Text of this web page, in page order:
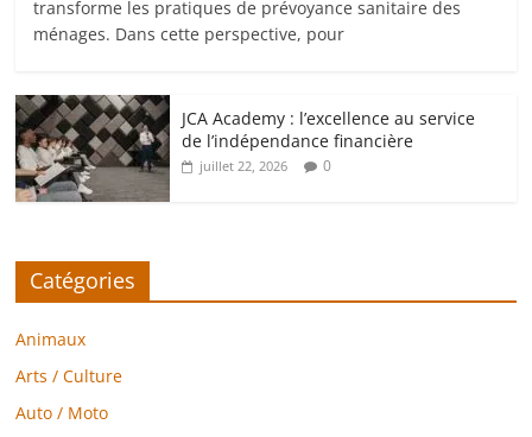
transforme les pratiques de prévoyance sanitaire des
ménages. Dans cette perspective, pour
JCA Academy : l’excellence au service
de l’indépendance financière
juillet 22, 2026 0
Catégories
Animaux
Arts / Culture
Auto / Moto